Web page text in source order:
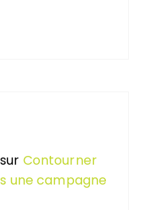
Contourner
une campagne